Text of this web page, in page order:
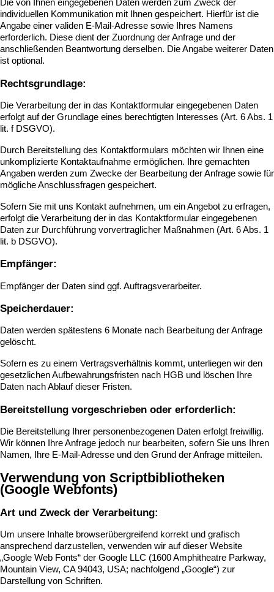
Die von Ihnen eingegebenen Daten werden zum Zweck der
individuellen Kommunikation mit Ihnen gespeichert. Hierfür ist die
Angabe einer validen E-Mail-Adresse sowie Ihres Namens
erforderlich. Diese dient der Zuordnung der Anfrage und der
anschließenden Beantwortung derselben. Die Angabe weiterer Daten
ist optional.
Rechtsgrundlage:
Die Verarbeitung der in das Kontaktformular eingegebenen Daten
erfolgt auf der Grundlage eines berechtigten Interesses (Art. 6 Abs. 1
lit. f DSGVO).
Durch Bereitstellung des Kontaktformulars möchten wir Ihnen eine
unkomplizierte Kontaktaufnahme ermöglichen. Ihre gemachten
Angaben werden zum Zwecke der Bearbeitung der Anfrage sowie für
mögliche Anschlussfragen gespeichert.
Sofern Sie mit uns Kontakt aufnehmen, um ein Angebot zu erfragen,
erfolgt die Verarbeitung der in das Kontaktformular eingegebenen
Daten zur Durchführung vorvertraglicher Maßnahmen (Art. 6 Abs. 1
lit. b DSGVO).
Empfänger:
Empfänger der Daten sind ggf. Auftragsverarbeiter.
Speicherdauer:
Daten werden spätestens 6 Monate nach Bearbeitung der Anfrage
gelöscht.
Sofern es zu einem Vertragsverhältnis kommt, unterliegen wir den
gesetzlichen Aufbewahrungsfristen nach HGB und löschen Ihre
Daten nach Ablauf dieser Fristen.
Bereitstellung vorgeschrieben oder erforderlich:
Die Bereitstellung Ihrer personenbezogenen Daten erfolgt freiwillig.
Wir können Ihre Anfrage jedoch nur bearbeiten, sofern Sie uns Ihren
Namen, Ihre E-Mail-Adresse und den Grund der Anfrage mitteilen.
Verwendung von Scriptbibliotheken
(Google Webfonts)
Art und Zweck der Verarbeitung:
Um unsere Inhalte browserübergreifend korrekt und grafisch
ansprechend darzustellen, verwenden wir auf dieser Website
„Google Web Fonts“ der Google LLC (1600 Amphitheatre Parkway,
Mountain View, CA 94043, USA; nachfolgend „Google“) zur
Darstellung von Schriften.